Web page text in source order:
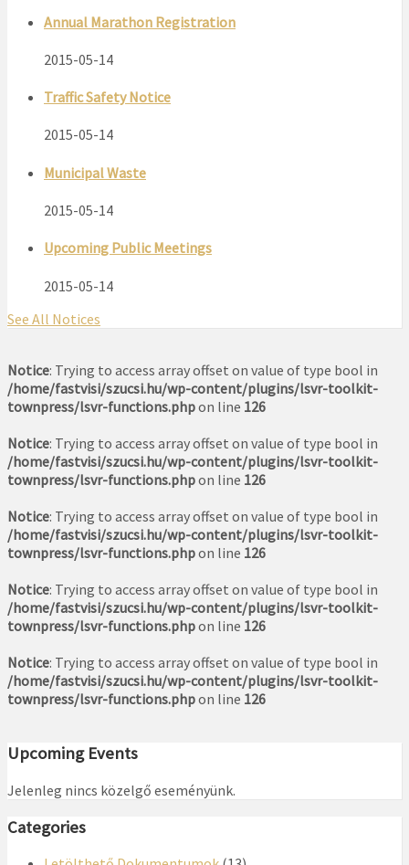
Annual Marathon Registration
2015-05-14
Traffic Safety Notice
2015-05-14
Municipal Waste
2015-05-14
Upcoming Public Meetings
2015-05-14
See All Notices
Notice: Trying to access array offset on value of type bool in
/home/fastvisi/szucsi.hu/wp-content/plugins/lsvr-toolkit-
townpress/lsvr-functions.phpon line 126
Notice: Trying to access array offset on value of type bool in
/home/fastvisi/szucsi.hu/wp-content/plugins/lsvr-toolkit-
townpress/lsvr-functions.phpon line 126
Notice: Trying to access array offset on value of type bool in
/home/fastvisi/szucsi.hu/wp-content/plugins/lsvr-toolkit-
townpress/lsvr-functions.phpon line 126
Notice: Trying to access array offset on value of type bool in
/home/fastvisi/szucsi.hu/wp-content/plugins/lsvr-toolkit-
townpress/lsvr-functions.phpon line 126
Notice: Trying to access array offset on value of type bool in
/home/fastvisi/szucsi.hu/wp-content/plugins/lsvr-toolkit-
townpress/lsvr-functions.phpon line 126
Upcoming Events
Jelenleg nincs közelgő eseményünk.
Categories